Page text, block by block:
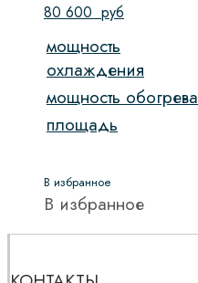
80 600 руб
мощность
охлаждения
мощность обогрева
площадь
В избранное
В избранное